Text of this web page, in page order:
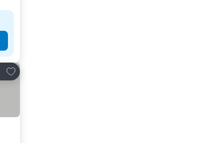
Lägg till i Mina Favoriter